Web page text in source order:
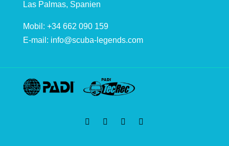
Las Palmas, Spanien
Mobil: +34 662 090 159
E-mail: info@scuba-legends.com